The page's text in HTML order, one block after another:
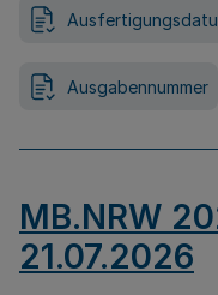
Ausgabennummer
MB.NRW
21.07.2026